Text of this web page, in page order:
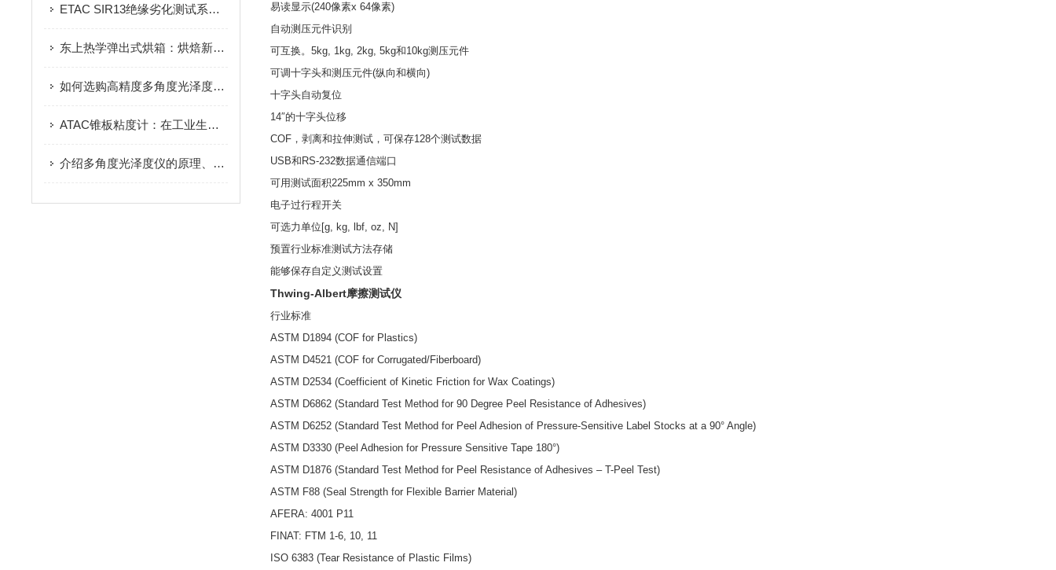
ETAC SIR13绝缘劣化测试系统在电力行业的应用实践：提升设备安全运行水平的得力助手
东上热学弹出式烘箱：烘焙新宠，让你爱上烘焙的乐趣
如何选购高精度多角度光泽度仪？测量角度、量程与选型要点全攻略
ATAC锥板粘度计：在工业生产中的重要应用
介绍多角度光泽度仪的原理、构成和应用
易读显示(240像素x 64像素)
自动测压元件识别
可互换。 5kg, 1kg, 2kg, 5kg和10kg测压元件
可调十字头和测压元件(纵向和横向)
十字头自动复位
14″的十字头位移
COF，剥离和拉伸测试，可保存128个测试数据
USB和 RS-232数据通信端口
可用测试面积225mm x 350mm
电子过行程开关
可选力单位 [g, kg, lbf, oz, N]
预置行业标准测试方法存储
能够保存自定义测试设置
Thwing-Albert摩擦测试仪
行业标准
ASTM D1894 (COF for Plastics)
ASTM D4521 (COF for Corrugated/Fiberboard)
ASTM D2534 (Coefficient of Kinetic Friction for Wax Coatings)
ASTM D6862 (Standard Test Method for 90 Degree Peel Resistance of Adhesives)
ASTM D6252 (Standard Test Method for Peel Adhesion of Pressure-Sensitive Label Stocks at a 90° Angle)
ASTM D3330 (Peel Adhesion for Pressure Sensitive Tape 180°)
ASTM D1876 (Standard Test Method for Peel Resistance of Adhesives – T-Peel Test)
ASTM F88 (Seal Strength for Flexible Barrier Material)
AFERA: 4001 P11
FINAT: FTM 1-6, 10, 11
ISO 6383 (Tear Resistance of Plastic Films)